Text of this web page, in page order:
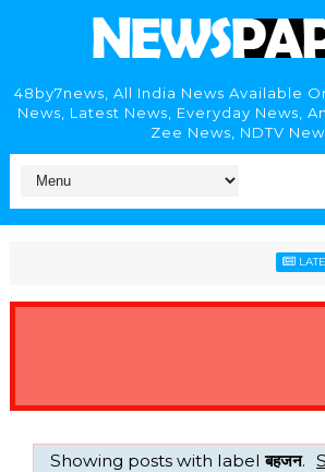
48by7news, All India News Available
News, Latest News, Everyday News,
Zee News, NDTV
Showing posts with labelबहजन.